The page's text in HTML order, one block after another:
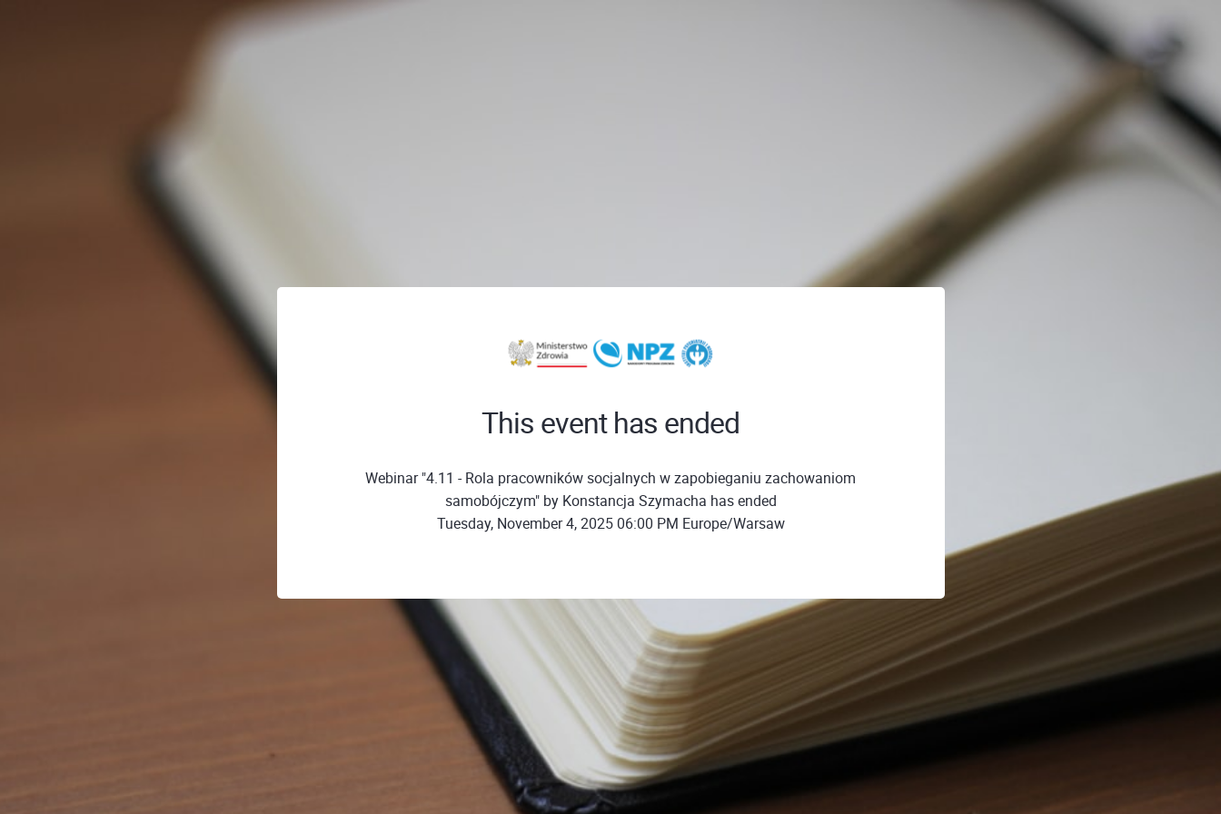
This event has ended
Webinar "4.11 - Rola pracowników socjalnych w zapobieganiu zachowaniom
samobójczym" by Konstancja Szymacha has ended
Tuesday, November 4, 2025 06:00 PM Europe/Warsaw